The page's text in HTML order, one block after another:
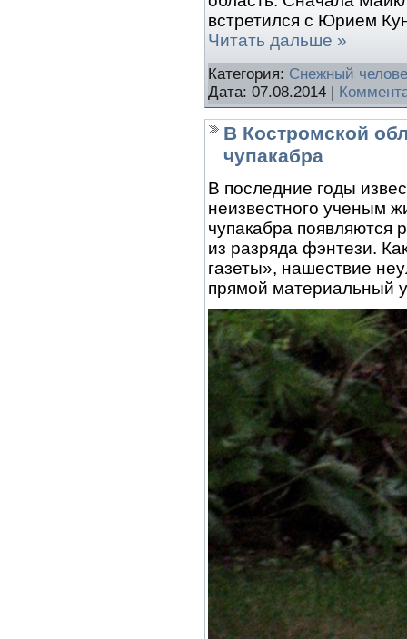
встретился с Юрием
Читать дальше »
Категория: Снежный
Дата: 07.08.2014 |
В Костромской
чупакабра
В последние годы
неизвестного ученым
чупакабра появляются
из разряда фэнтези.
газеты», нашествие
прямой материальный